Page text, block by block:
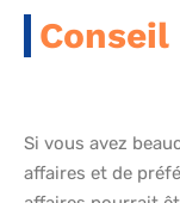
Conseil
Si vous avez
affaires et de